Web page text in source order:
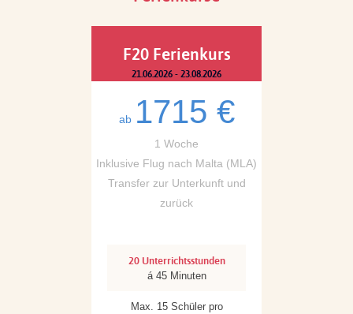
F20 Ferienkurs
21.06.2026 - 23.08.2026
ab 1715 €
1 Woche
Inklusive Flug nach Malta (MLA)
Transfer zur Unterkunft und
zurück
20 Unterrichtsstunden
á 45 Minuten
Max. 15 Schüler pro